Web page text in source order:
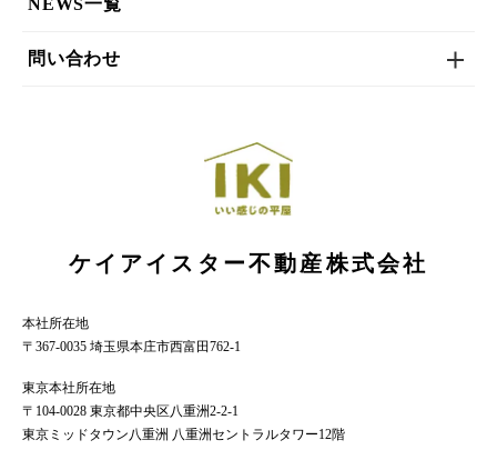
NEWS一覧
ケイアイスター不動産株式会社
本社所在地
〒367-0035 埼玉県本庄市西富田762-1
東京本社所在地
〒104-0028 東京都中央区八重洲2-2-1
東京ミッドタウン八重洲 八重洲セントラルタワー12階
問い合わせ